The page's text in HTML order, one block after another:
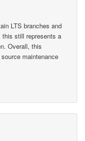
LTS branches and
this still represents a
Overall, this
maintenance